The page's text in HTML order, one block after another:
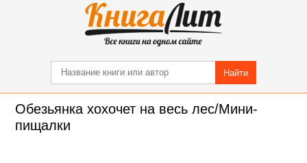
Найти
Обезьянка хохочет на весь лес/Мини-
пищалки